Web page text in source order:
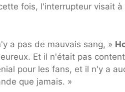
fois, l'interrupteur visait à
a pas de mauvais sang, »
Et il n'était pas
pour les fans, et il n'y a
que jamais. »